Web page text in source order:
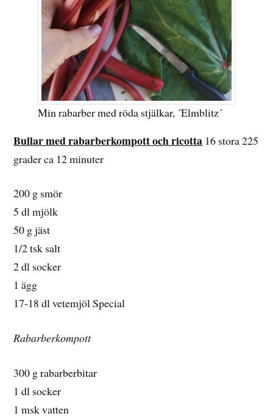
Min rabarber med röda stjälkar, ´Elmblitz´
Bullar med rabarberkompott och ricotta 16 stora 225
grader ca 12 minuter
200 g smör
5 dl mjölk
50 g jäst
1/2 tsk salt
2 dl socker
1 ägg
17-18 dl vetemjöl Special
Rabarberkompott
300 g rabarberbitar
1 dl socker
1 msk vatten